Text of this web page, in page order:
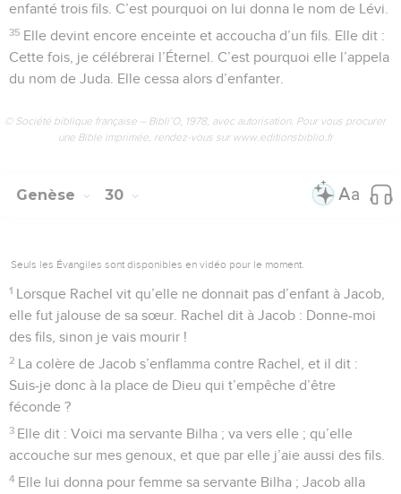
enfanté trois fils. C’est pourquoi on lui donna le nom de Lévi.
35 Elle devint encore enceinte et accoucha d’un fils. Elle dit :
Cette fois, je célébrerai l’Éternel. C’est pourquoi elle l’appela
du nom de Juda. Elle cessa alors d’enfanter.
© Société biblique française – Bibli’O, 1978, avec autorisation. Pour vous procurer
une Bible imprimée, rendez-vous sur www.editionsbiblio.fr
Genèse 30
Seuls les Évangiles sont disponibles en vidéo pour le moment.
1 Lorsque Rachel vit qu’elle ne donnait pas d’enfant à Jacob,
elle fut jalouse de sa sœur. Rachel dit à Jacob : Donne-moi
des fils, sinon je vais mourir !
2 La colère de Jacob s’enflamma contre Rachel, et il dit :
Suis-je donc à la place de Dieu qui t’empêche d’être
féconde ?
3 Elle dit : Voici ma servante Bilha ; va vers elle ; qu’elle
accouche sur mes genoux, et que par elle j’aie aussi des fils.
4 Elle lui donna pour femme sa servante Bilha ; Jacob alla